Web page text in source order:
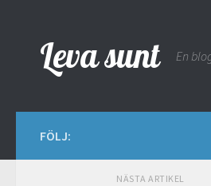
Leva sunt En
FÖLJ:
NÄSTA ARTIKEL